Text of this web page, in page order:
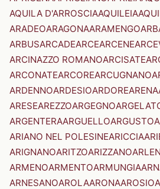
AQUILA D'ARROSCIAAQUILEIA
ARADEOARAGONAARAMENGO
ARBUSARCADEARCEARCENE
ARCINAZZO ROMANOARCISATE
ARCONATEARCOREARCUGNANO
ARDENNOARDESIOARDOREARENA
ARESEAREZZOARGEGNO
ARGENTERAARGUELLOARGUSTO
ARIANO NEL POLESINEARICCIA
ARIGNANOARITZOARIZZANO
ARMENOARMENTOARMUNGIA
ARNESANOAROLAARONAAROSIO